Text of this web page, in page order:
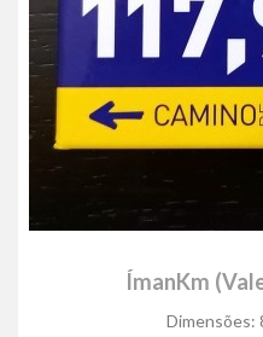
ÍmanKm
Dimensões: